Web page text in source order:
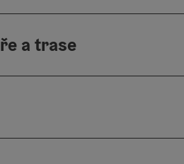
a trase